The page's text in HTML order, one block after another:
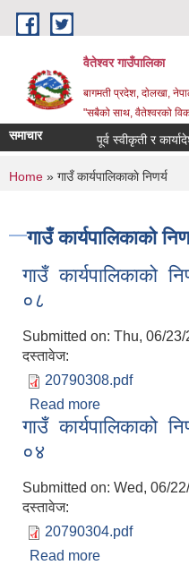
Skip to main content
वैतेश्वर गाउँपालिका
बागमती प्रदेश, दाेलखा,
"सबैको साथ, वैतेश्वरको
समाचार पूर्व स्वीकृती र
You are here
Home » गाउँ कार्यपालिकाकाे निणर्य
गाउँ कार्यपालिकाकाे
गाउँ कार्यपालिकाको
०८
Submitted on: Thu, 06/
दस्तावेज:
20790308.pdf
Read more
गाउँ कार्यपालिकाको
०४
Submitted on: Wed, 06/
दस्तावेज:
20790304.pdf
Read more